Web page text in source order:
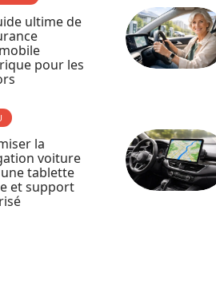
ultime de
pour les
la
voiture
tablette
et support